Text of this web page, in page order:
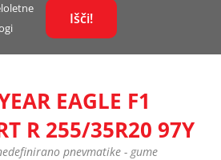
EAGLE F1
R 255/35R20 97Y
pnevmatike - gume